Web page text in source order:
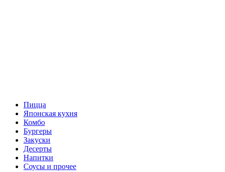
Пицца
Японская кухня
Комбо
Бургеры
Закуски
Десерты
Напитки
Соусы и прочее